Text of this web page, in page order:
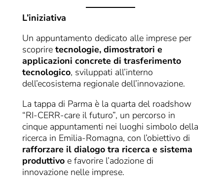
L’iniziativa
Un appuntamento dedicato alle imprese per
scoprire tecnologie, dimostratori e
applicazioni concrete di trasferimento
tecnologico, sviluppati all’interno
dell’ecosistema regionale dell’innovazione.
La tappa di Parma è la quarta del roadshow
“RI-CERR-care il futuro”, un percorso in
cinque appuntamenti nei luoghi simbolo della
ricerca in Emilia-Romagna, con l’obiettivo di
rafforzare il dialogo tra ricerca e sistema
produttivoe favorire l’adozione di
innovazione nelle imprese.